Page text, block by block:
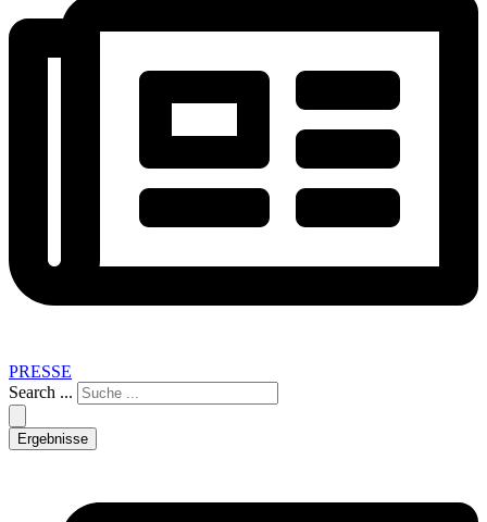
PRESSE
Search ...
Ergebnisse